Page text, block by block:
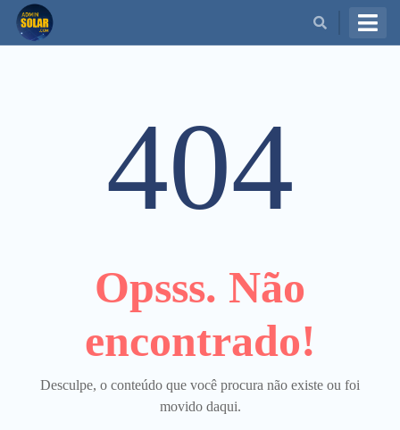
404
Opsss. Não
encontrado!
Desculpe, o conteúdo que você procura não existe ou foi
movido daqui.